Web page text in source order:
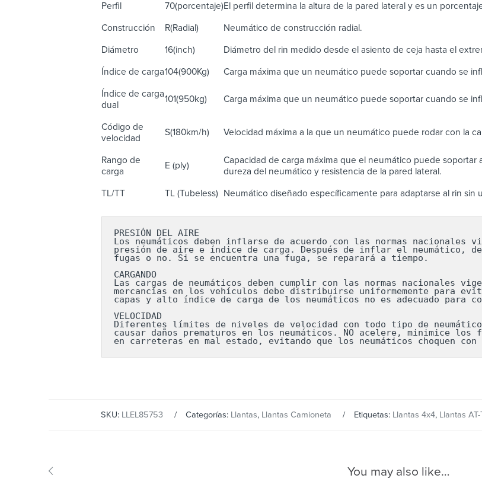
Perfil 70(porcentaje)El perfil determina la altura de la pared lateral y es un
Construcción R(Radial) Neumático de construcción radial.
Diámetro 16(inch) Diámetro del rin medido desde el asiento de ceja hasta el
Índice de carga104(900Kg) Carga máxima que un neumático puede soportar cuando se
Índice de carga
dual
101(950kg) Carga máxima que un neumático puede soportar cuando se
Código de
velocidad
S(180km/h) Velocidad máxima a la que un neumático puede rodar con la
Rango de
carga
E (ply)
Capacidad de carga máxima que el neumático puede soportar
dureza del neumático y resistencia de la pared lateral.
TL/TT TL (Tubeless) Neumático diseñado específicamente para adaptarse al rin sin
PRESIÓN DEL AIRE
Los neumáticos deben inflarse de acuerdo con las normas nacionales
presión de aire e índice de carga. Después de inflar el neumático,
fugas o no. Si se encuentra una fuga, se reparará a tiempo.
CARGANDO
Las cargas de neumáticos deben cumplir con las normas nacionales
mercancías en los vehículos debe distribuirse uniformemente para
capas y alto índice de carga de los neumáticos no es adecuado para
VELOCIDAD
Diferentes límites de niveles de velocidad con todo tipo de
causar daños prematuros en los neumáticos. NO acelere, minimice
en carreteras en mal estado, evitando que los neumáticos choquen
SKU: LLEL85753 Categorías: Llantas, Llantas Camioneta Etiquetas: Llantas 4x4, Llantas
You may also like…